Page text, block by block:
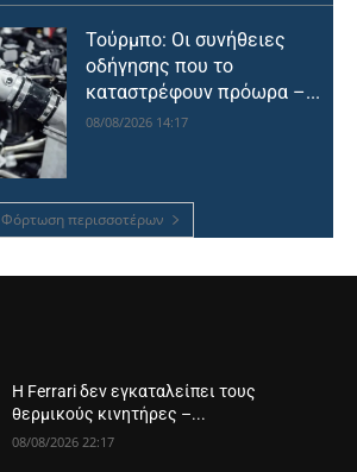
Τούρμπο: Οι συνήθειες
οδήγησης που το
καταστρέφουν πρόωρα –...
08/08/2026 14:17
Φόρτωση περισσοτέρων
Η Ferrari δεν εγκαταλείπει τους
θερμικούς κινητήρες –...
08/08/2026 22:17